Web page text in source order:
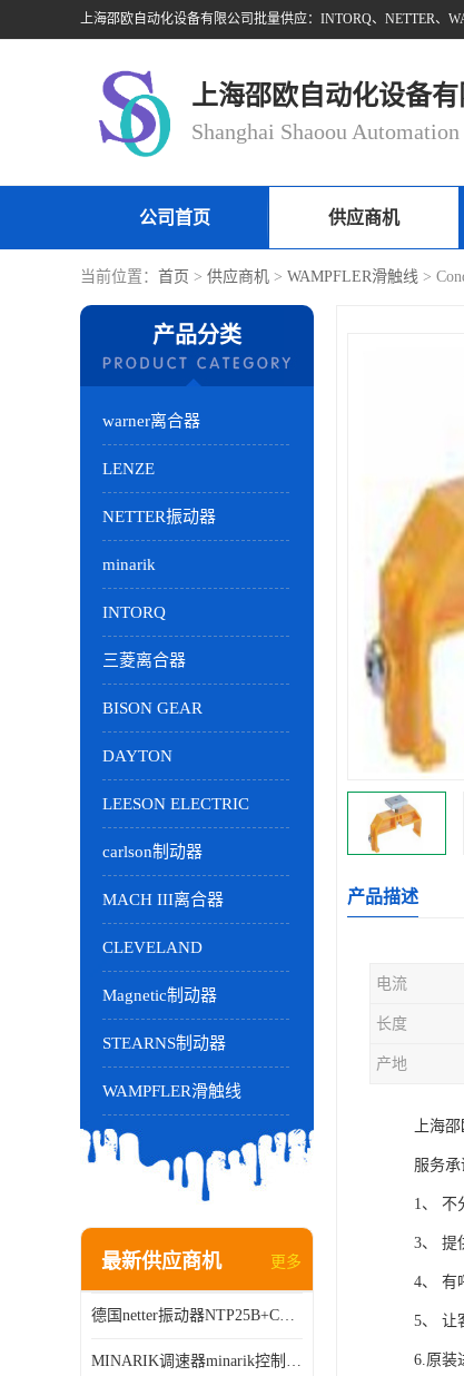
上海邵欧自动化设备有
公司首页 供应商机
当前位置： 首页 > 供应商机 > WAMPFLER滑触线 >
产品分类
warner离合器
LENZE
NETTER振动器
minarik
INTORQ
三菱离合器
BISON GEAR
DAYTON
LEESON ELECTRIC
carlson制动器
MACH III离合器
CLEVELAND
Magnetic制动器
STEARNS制动器
WAMPFLER滑触线
最新供应商机 更多
德国netter振动器NTP25B+C进口品质现货销售
MINARIK调速器minarik控制器Minarik驱动器
产品描述
电流
长度
产地
上海
服务承
1、 不
3、 提
4、 有
5、 让
6.原装